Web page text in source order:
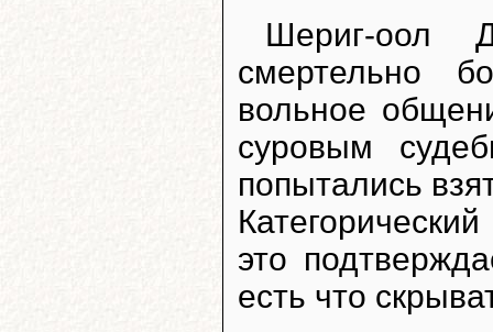
Шериг-оол
смертельно
вольное
суровым
попытались
это
есть что